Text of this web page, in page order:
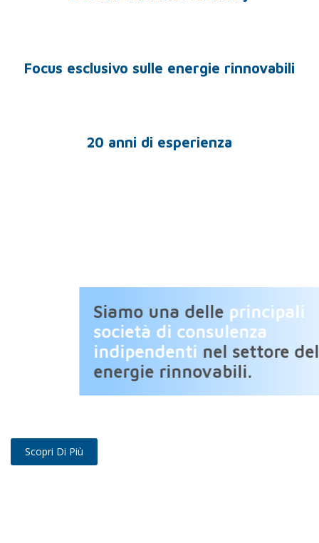
Focus esclusivo sulle energie rinnovabili
20 anni di esperienza
Siamo una delle principali
società di consulenza
indipendenti nel settore
energie rinnovabili.
Scopri Di Più